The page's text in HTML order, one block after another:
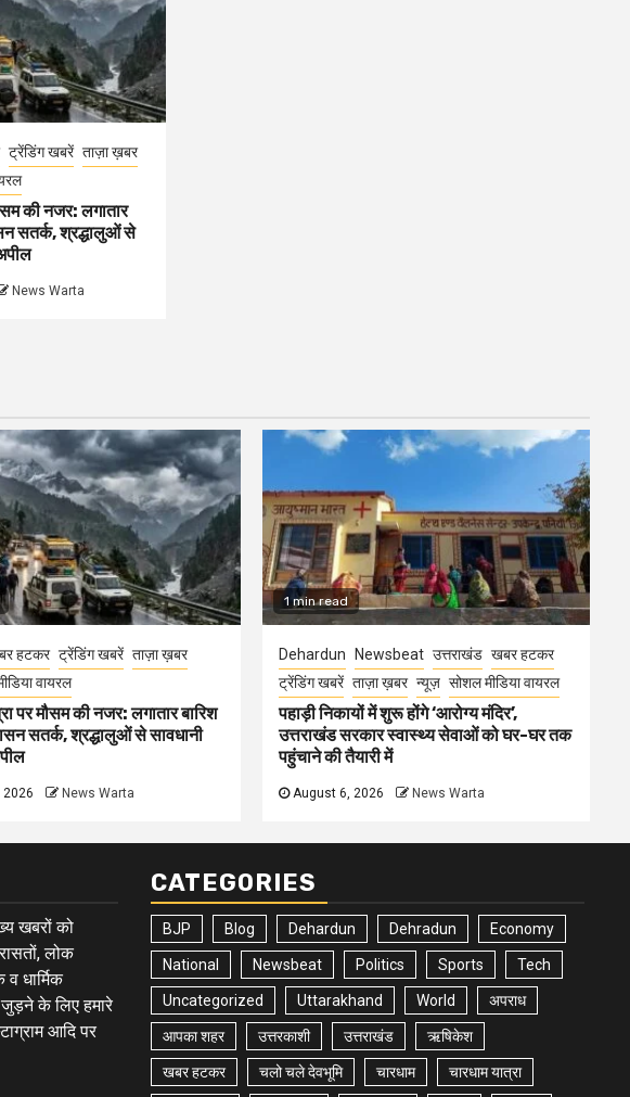
ट्रेंडिंग खबरें ताज़ा ख़बर
की नजर: लगातार
सतर्क, श्रद्धालुओं से
News Warta
हटकर ट्रेंडिंग खबरें ताज़ा ख़बर
वायरल
पर मौसम की नजर: लगातार बारिश
सतर्क, श्रद्धालुओं से सावधानी
News Warta
1 min read
Dehardun Newsbeat उत्तराखंड खबर हटकर
ट्रेंडिंग खबरें ताज़ा ख़बर न्यूज़ सोशल मीडिया वायरल
पहाड़ी निकायों में शुरू होंगे ‘आरोग्य मंदिर’,
उत्तराखंड सरकार स्वास्थ्य सेवाओं को घर-घर तक
पहुंचाने की तैयारी में
August 6, 2026 News Warta
खबरों को
लोक
धार्मिक
के लिए हमारे
आदि पर
CATEGORIES
BJP Blog Dehardun Dehradun Economy
National Newsbeat Politics Sports Tech
Uncategorized Uttarakhand World अपराध
आपका शहर उत्तरकाशी उत्तराखंड ऋषिकेश
खबर हटकर चलो चले देवभूमि चारधाम चारधाम यात्रा